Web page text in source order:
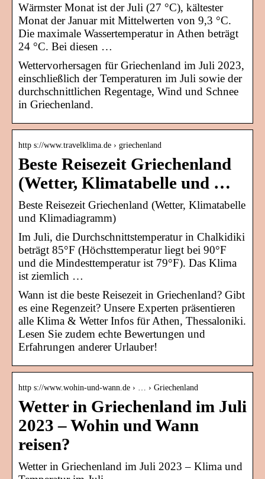
Wärmster Monat ist der Juli (27 °C), kältester
Monat der Januar mit Mittelwerten von 9,3 °C.
Die maximale Wassertemperatur in Athen beträgt
24 °C. Bei diesen …
Wettervorhersagen für Griechenland im Juli 2023,
einschließlich der Temperaturen im Juli sowie der
durchschnittlichen Regentage, Wind und Schnee
in Griechenland.
http s://www.travelklima.de › griechenland
Beste Reisezeit Griechenland
(Wetter, Klimatabelle und …
Beste Reisezeit Griechenland (Wetter, Klimatabelle
und Klimadiagramm)
Im Juli, die Durchschnittstemperatur in Chalkidiki
beträgt 85°F (Höchsttemperatur liegt bei 90°F
und die Mindesttemperatur ist 79°F). Das Klima
ist ziemlich …
Wann ist die beste Reisezeit in Griechenland? Gibt
es eine Regenzeit? Unsere Experten präsentieren
alle Klima & Wetter Infos für Athen, Thessaloniki.
Lesen Sie zudem echte Bewertungen und
Erfahrungen anderer Urlauber!
http s://www.wohin-und-wann.de › … › Griechenland
Wetter in Griechenland im Juli
2023 – Wohin und Wann
reisen?
Wetter in Griechenland im Juli 2023 – Klima und